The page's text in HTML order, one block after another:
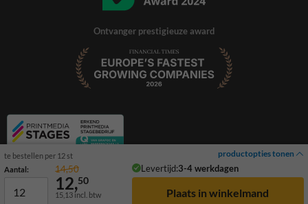
te bestellen per 12 st productopties tonen
Aantal: 14,50 Levertijd:3-4 werkdagen
12,50
15,13 incl. btw
Ontvanger prestigieuze award
© 2026 TrafficSupply. Alle rechten voorbehouden.